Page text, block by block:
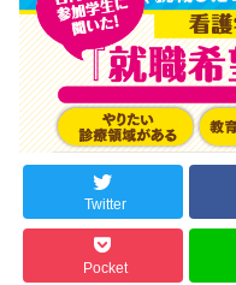
Twitter
Pocket